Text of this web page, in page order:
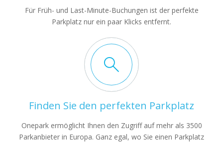
Für Früh- und Last-Minute-Buchungen ist der perfekte
Parkplatz nur ein paar Klicks entfernt.
Finden Sie den perfekten Parkplatz
Onepark ermöglicht Ihnen den Zugriff auf mehr als 3500
Parkanbieter in Europa. Ganz egal, wo Sie einen Parkplatz